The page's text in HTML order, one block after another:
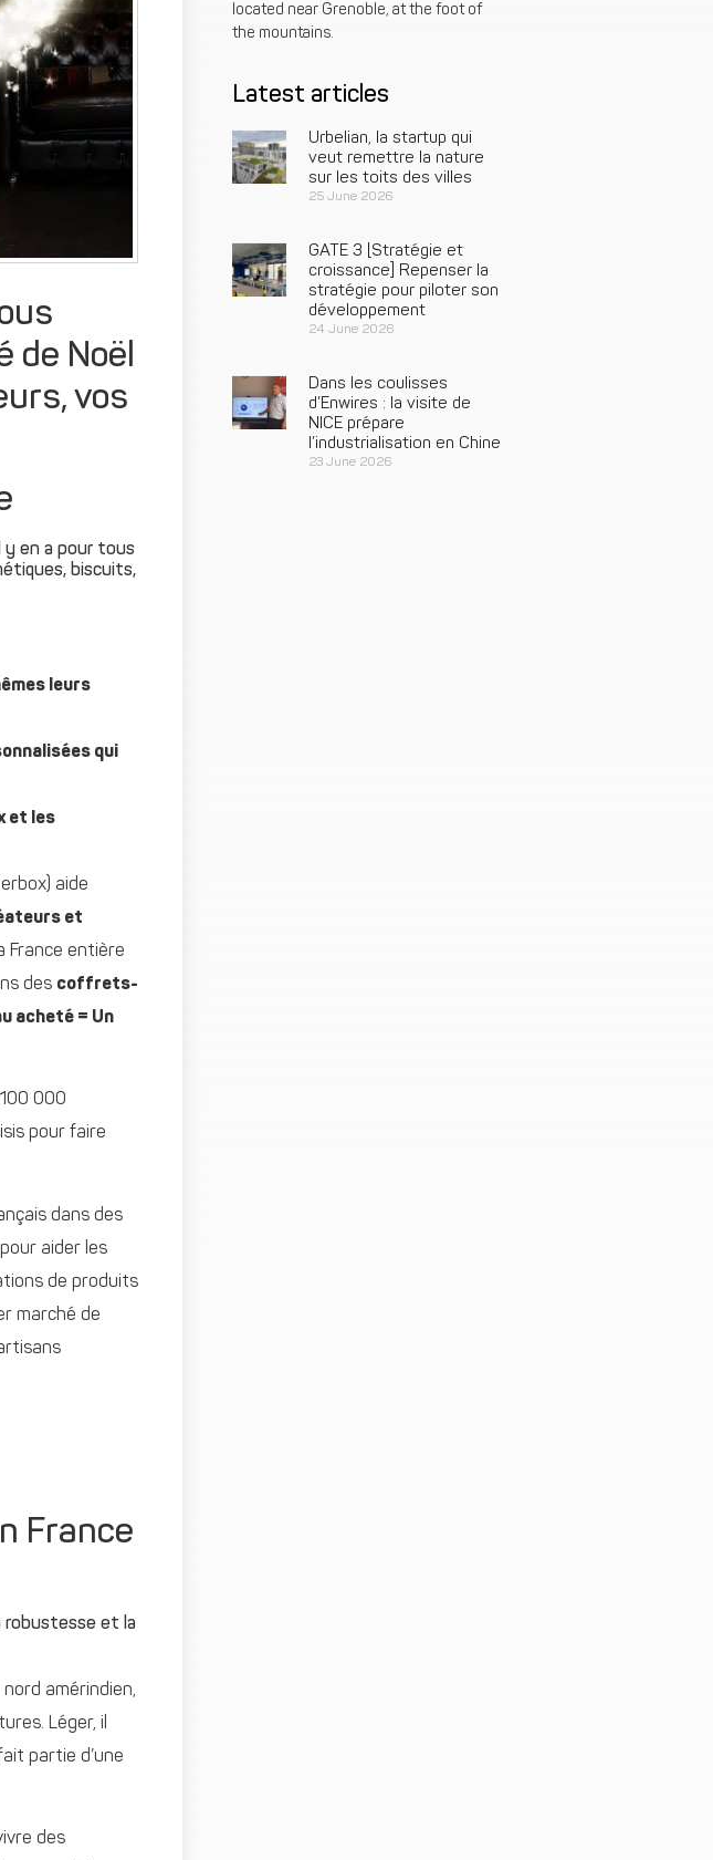
de Noël
vos
y en a pour tous
biscuits,
leurs
qui
et les
aide
et
France entière
des coffrets-
acheté = Un
000
pour faire
dans des
aider les
de produits
marché de
France
robustesse et la
amérindien,
Léger, il
partie d’une
des
located near Grenoble, at the foot of
the mountains.
Latest articles
Urbelian, la startup qui
veut remettre la nature
sur les toits des villes
25 June 2026
GATE 3 [Stratégie et
croissance] Repenser la
stratégie pour piloter son
développement
24 June 2026
Dans les coulisses
d’Enwires : la visite de
NICE prépare
l’industrialisation en Chine
23 June 2026